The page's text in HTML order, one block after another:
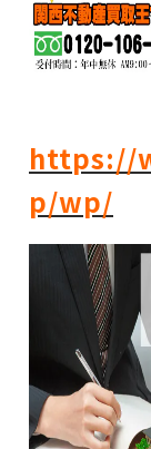
https://
p/wp/